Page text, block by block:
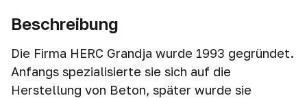
Beschreibung
Die Firma HERC Grandja wurde 1993 gegründet.
Anfangs spezialisierte sie sich auf die
Herstellung von Beton, später wurde sie